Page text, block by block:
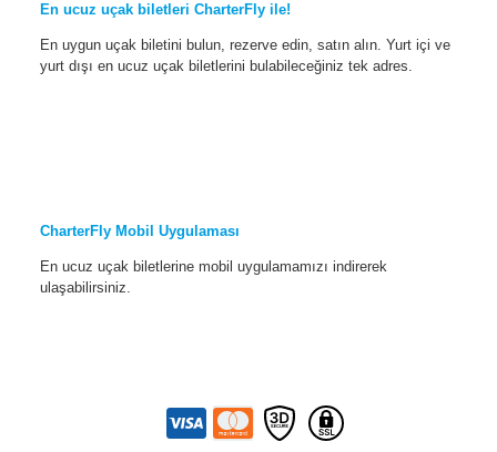
En ucuz uçak biletleri CharterFly ile!
En uygun uçak biletini bulun, rezerve edin, satın alın. Yurt içi ve
yurt dışı en ucuz uçak biletlerini bulabileceğiniz tek adres.
CharterFly Mobil Uygulaması
En ucuz uçak biletlerine mobil uygulamamızı indirerek
ulaşabilirsiniz.